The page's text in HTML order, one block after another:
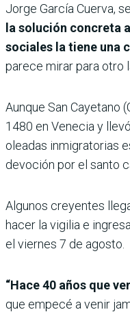
Jorge García Cuerva,
la solución concreta
sociales la tiene una
parece mirar para otro
Aunque San Cayetano
1480 en Venecia y
oleadas inmigratorias
devoción por el santo
Algunos creyentes
hacer la vigilia e
el viernes 7 de agosto.
“Hace 40 años que
que empecé a venir